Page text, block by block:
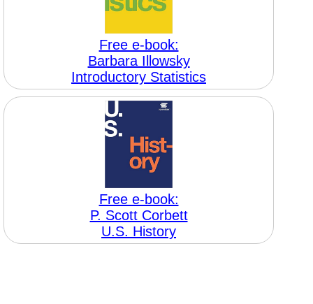
Free e-book:
Barbara Illowsky
Introductory Statistics
Free e-book:
P. Scott Corbett
U.S. History